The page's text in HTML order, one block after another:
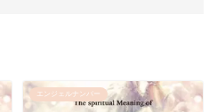
エンジェルナンバー